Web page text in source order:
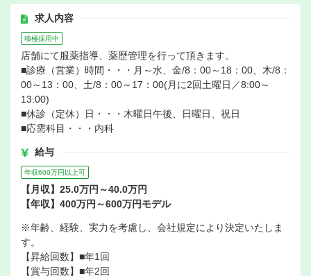
求人内容
積極採用中
店舗にて服薬指導、薬歴管理を行って頂きます。
■診療（営業）時間・・・月～水、金/8：00～18：00、木/8：
00～13：00、土/8：00～17：00(月に2回土曜日／8:00～
13:00)
■休診（定休）日・・・木曜日午後、日曜日、祝日
■応需科目・・・内科
給与
年収600万円以上可
【月収】25.0万円～40.0万円
【年収】400万円～600万円モデル
※年齢、経験、実力を考慮し、会社規定により決定いたしま
す。
【昇給回数】■年1回
【賞与回数】■年2回